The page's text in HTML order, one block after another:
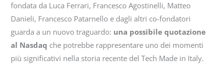
fondata da Luca Ferrari, Francesco Agostinelli, Matteo
Danieli, Francesco Patarnello e dagli altri co-fondatori
guarda a un nuovo traguardo: una possibile quotazione
al Nasdaq che potrebbe rappresentare uno dei momenti
più significativi nella storia recente del Tech Made in Italy.